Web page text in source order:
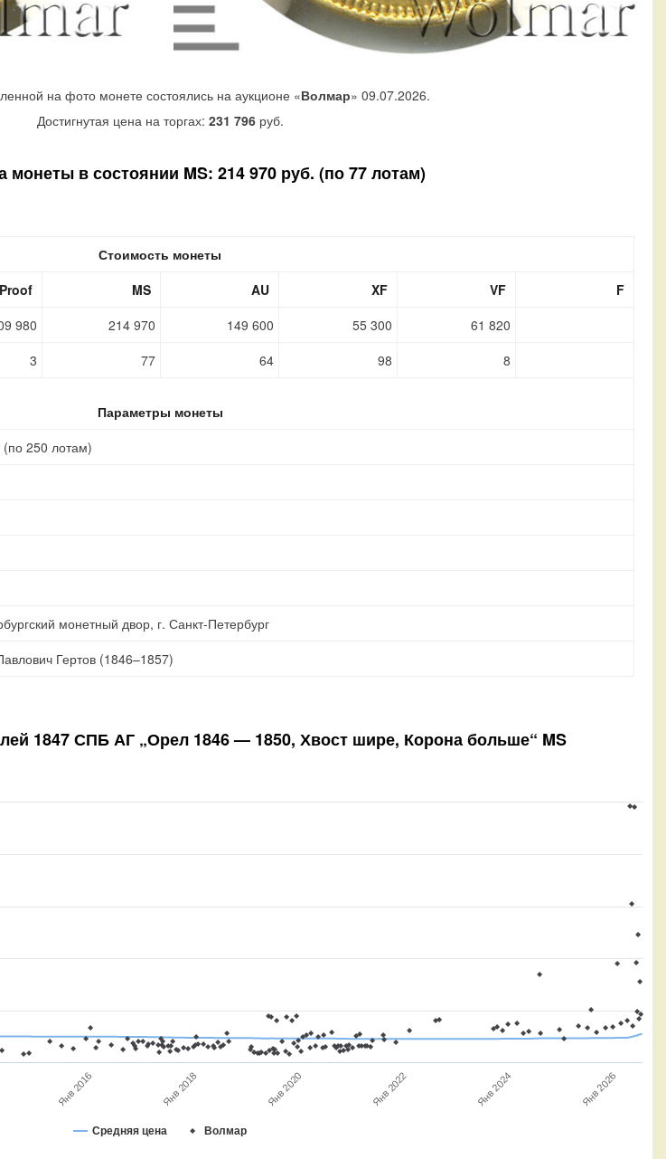
на фото монете состоялись на аукционе «Волмар» 09.07.2026.
Достигнутая цена на торгах: 231 796руб.
монеты в состоянии MS: 214 970 руб. (по 77 лотам)
Стоимость монеты
Proof MS AU XF VF
F
980 214 970 149 600 55 300
61 820
3 77 64 98 8
Параметры монеты
250 лотам)
монетный двор, г. Санкт-Петербург
Гертов (1846–1857)
1847 СПБ АГ „Орел 1846 — 1850, Хвост шире, Корона больше“ MS
Средняя цена Волмар
Янв 2016 Янв 2018 Янв 2020 Янв 2022 Янв 2024 Янв 2026